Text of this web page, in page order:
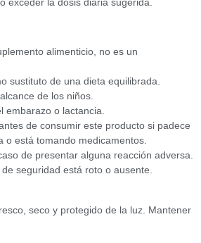
alimenticio, no es un
sustituto de una dieta equilibrada.
de los niños.
embarazo o lactancia.
de consumir este producto si padece
o está tomando medicamentos.
de presentar alguna reacción adversa.
seguridad está roto o ausente.
seco y protegido de la luz. Mantener